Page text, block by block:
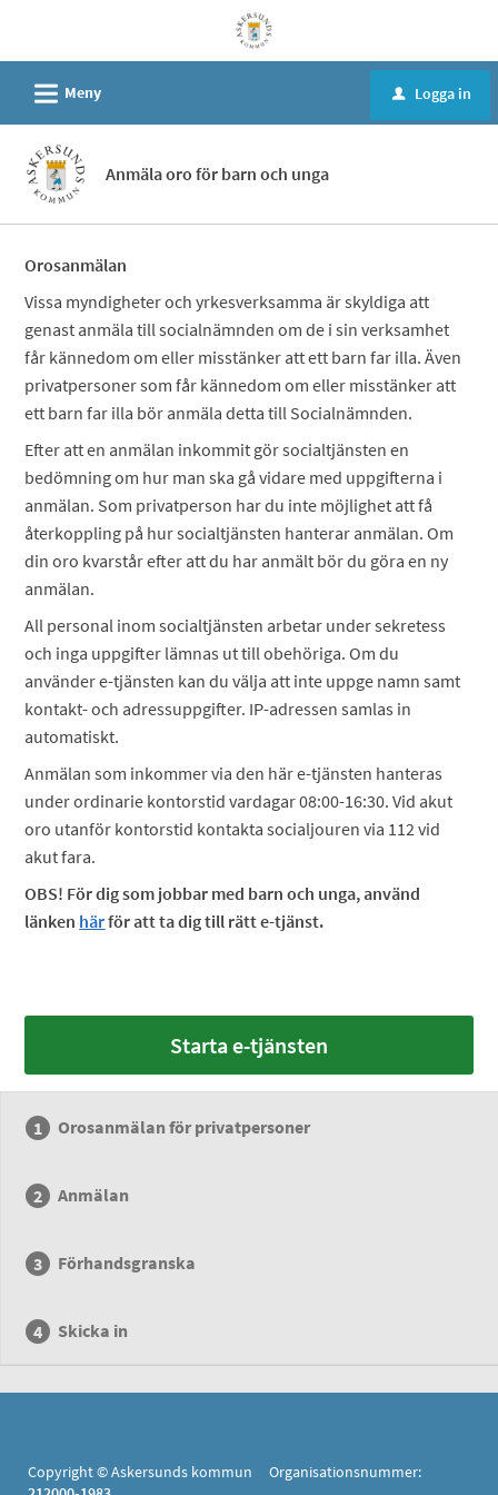
tjänster
Askersund
kommun
L Meny u Logga in
Anmäla oro för barn och unga
Orosanmälan
Vissa myndigheter och yrkesverksamma är skyldiga att
genast anmäla till socialnämnden om de i sin verksamhet
får kännedom om eller misstänker att ett barn far illa. Även
privatpersoner som får kännedom om eller misstänker att
ett barn far illa bör anmäla detta till Socialnämnden.
Efter att en anmälan inkommit gör socialtjänsten en
bedömning om hur man ska gå vidare med uppgifterna i
anmälan. Som privatperson har du inte möjlighet att få
återkoppling på hur socialtjänsten hanterar anmälan. Om
din oro kvarstår efter att du har anmält bör du göra en ny
anmälan.
All personal inom socialtjänsten arbetar under sekretess
och inga uppgifter lämnas ut till obehöriga. Om du
använder e-tjänsten kan du välja att inte uppge namn samt
kontakt- och adressuppgifter. IP-adressen samlas in
automatiskt.
Anmälan som inkommer via den här e-tjänsten hanteras
under ordinarie kontorstid vardagar 08:00-16:30. Vid akut
oro utanför kontorstid kontakta socialjouren via 112 vid
akut fara.
OBS! För dig som jobbar med barn och unga, använd
länken härför att ta dig till rätt e-tjänst.
Starta e-tjänsten
Orosanmälan för privatpersoner
Anmälan
Förhandsgranska
Skicka in
Copyright © Askersunds kommun Organisationsnummer: